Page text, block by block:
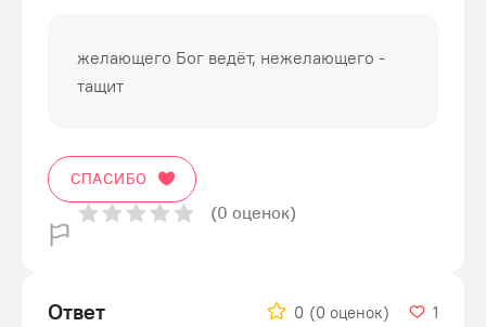
желающего Бог ведёт, нежелающего -
тащит
СПАСИБО
(0 оценок)
Ответ 0 (0 оценок) 1